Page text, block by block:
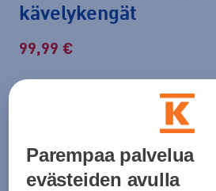
kävelykengät
99,99 €
Lisätietoa
Tarjous voimassa 12.8. asti.
Parempaa palvelua
evästeiden avulla